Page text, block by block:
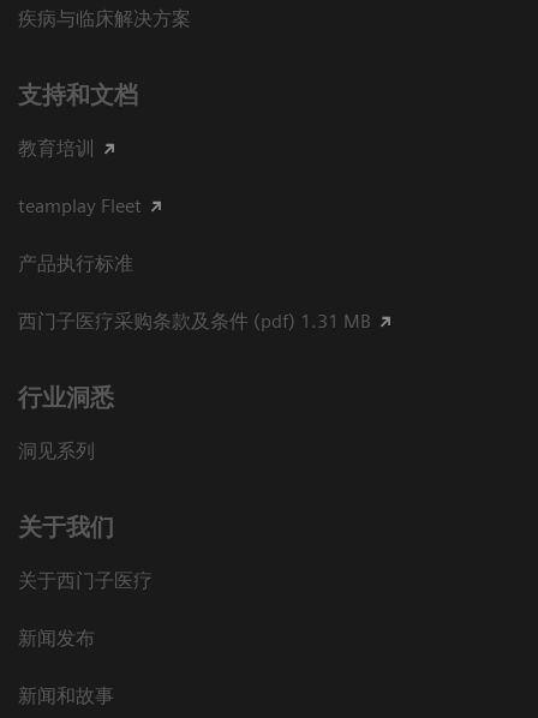
疾病与临床解决方案
支持和文档
教育培训
teamplay Fleet
产品执行标准
西门子医疗采购条款及条件 (pdf) 1.31 MB
行业洞悉
洞见系列
关于我们
关于西门子医疗
新闻发布
新闻和故事